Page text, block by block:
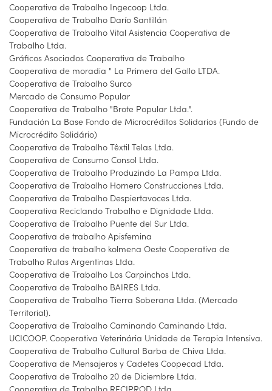
Cooperativa de Trabalho Ingecoop Ltda.
Cooperativa de Trabalho Darío Santillán
Cooperativa de Trabalho Vital Asistencia Cooperativa de
Trabalho Ltda.
Gráficos Asociados Cooperativa de Trabalho
Cooperativa de moradia " La Primera del Gallo LTDA.
Cooperativa de Trabalho Surco
Mercado de Consumo Popular
Cooperativa de Trabalho "Brote Popular Ltda.".
Fundación La Base Fondo de Microcréditos Solidarios (Fundo de
Microcrédito Solidário)
Cooperativa de Trabalho Têxtil Telas Ltda.
Cooperativa de Consumo Consol Ltda.
Cooperativa de Trabalho Produzindo La Pampa Ltda.
Cooperativa de Trabalho Hornero Construcciones Ltda.
Cooperativa de Trabalho Despiertavoces Ltda.
Cooperativa Reciclando Trabalho e Dignidade Ltda.
Cooperativa de Trabalho Puente del Sur Ltda.
Cooperativa de trabalho Apisfemina
Cooperativa de trabalho kolmena Oeste Cooperativa de
Trabalho Rutas Argentinas Ltda.
Cooperativa de Trabalho Los Carpinchos Ltda.
Cooperativa de Trabalho BAIRES Ltda.
Cooperativa de Trabalho Tierra Soberana Ltda. (Mercado
Territorial).
Cooperativa de Trabalho Caminando Caminando Ltda.
UCICOOP. Cooperativa Veterinária Unidade de Terapia Intensiva.
Cooperativa de Trabalho Cultural Barba de Chiva Ltda.
Cooperativa de Mensajeros y Cadetes Coopecad Ltda.
Cooperativa de Trabalho 20 de Diciembre Ltda.